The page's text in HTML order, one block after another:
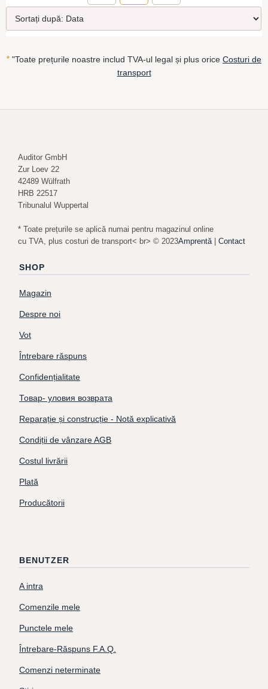
* "Toate prețurile noastre includ TVA-ul legal și plus orice Costuri de
transport
Auditor GmbH
Zur Loev 22
42489 Wülfrath
HRB 22517
Tribunalul Wuppertal
* Toate prețurile se aplică numai pentru magazinul online
cu TVA, plus costuri de transport< br> © 2023Amprentă | Contact
SHOP
Magazin
Despre noi
Vot
Întrebare răspuns
Confidențialitate
Товар- уловия возврата
Reparație și construcție - Notă explicativă
Condiții de vânzare AGB
Costul livrării
Plată
Producătorii
BENUTZER
A intra
Comenzile mele
Punctele mele
Întrebare-Răspuns F.A.Q.
Comenzi neterminate